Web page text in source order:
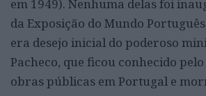
em 1949). Nenhuma delas foi
da Exposição do Mundo
era desejo inicial do poderoso
Pacheco, que ficou conhecido
obras públicas em Portugal e